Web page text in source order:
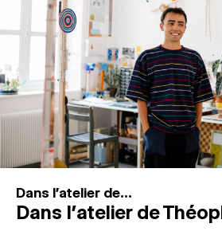
ESPACES DE PRATIQUE
Recherche
Connexion
Dans l'atelier de...
Dans l’atelier de